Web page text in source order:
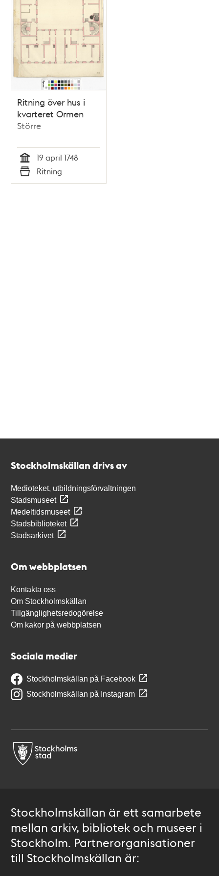
Ritning över hus i
kvarteret Ormen
Större
Tid
19 april 1748
Typ
Ritning
Stockholmskällan drivs av
Medioteket, utbildningsförvaltningen
Stadsmuseet
Medeltidsmuseet
Stadsbiblioteket
Stadsarkivet
Om webbplatsen
Kontakta oss
Om Stockholmskällan
Tillgänglighetsredogörelse
Om kakor på webbplatsen
Sociala medier
Stockholmskällan på Facebook
Stockholmskällan på Instagram
Stockholmskällan är ett samarbete
mellan arkiv, bibliotek och museer i
Stockholm. Partnerorganisationer
till Stockholmskällan är: